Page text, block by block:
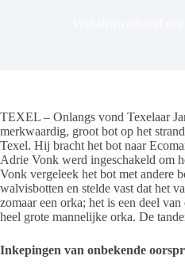
TEXEL – Onlangs vond Texelaar
merkwaardig, groot bot op het
Texel. Hij bracht het bot naar
Adrie Vonk werd ingeschakeld om
Vonk vergeleek het bot met andere
walvisbotten en stelde vast dat het
zomaar een orka; het is een deel
heel grote mannelijke orka. De
Inkepingen van onbekende